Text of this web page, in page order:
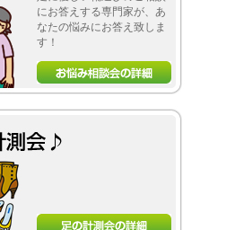
にお答えする専門家が、あ
なたの悩みにお答え致しま
す！